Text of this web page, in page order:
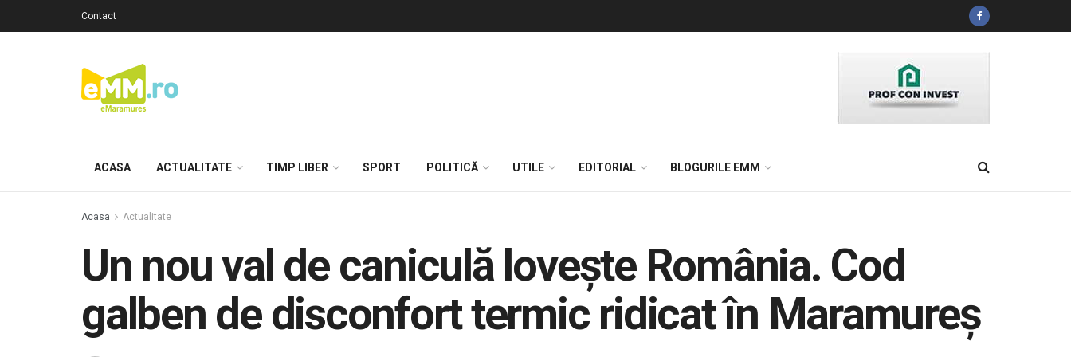
Contact
ACASA ACTUALITATE TIMP LIBER SPORT POLITICĂ UTILE EDITORIAL BLOGURILE EMM
Acasa Actualitate
Un nou val de caniculă lovește România. Cod
galben de disconfort termic ridicat în Maramureş